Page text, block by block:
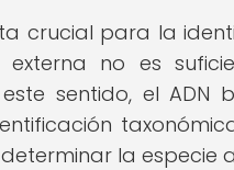
crucial para la
no es
sentido, el
la especie